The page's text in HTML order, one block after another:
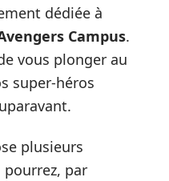
dédiée à
Campus.
vous plonger au
super-héros
plusieurs
par